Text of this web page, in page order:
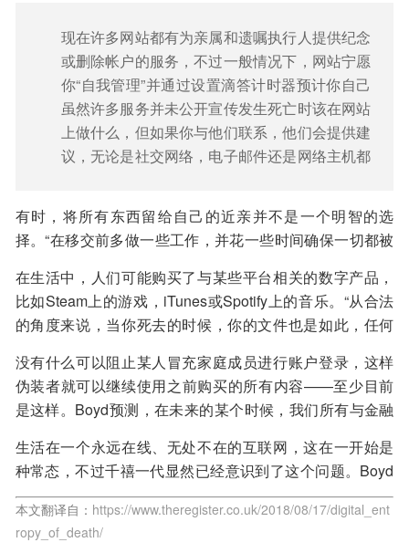
现在许多网站都有为亲属和遗嘱执行人提供纪念
或删除帐户的服务，不过一般情况下，网站宁愿
你“自我管理”并通过设置滴答计时器预计你自己
的死亡时间。如果帐户在指定的时间内处于非活
跃状态，则会进入大数字以太网。
虽然许多服务并未公开宣传发生死亡时该在网站
上做什么，但如果你与他们联系，他们会提供建
议，无论是社交网络，电子邮件还是网络主机都
划”。
有时，将所有东西留给自己的近亲并不是一个明智的选
择。“在移交前多做一些工作，并花一些时间确保一切都被
道，请提前告诉他们。”
在生活中，人们可能购买了与某些平台相关的数字产品，
比如Steam上的游戏，iTunes或Spotify上的音乐。“从合法
的角度来说，当你死去的时候，你的文件也是如此，任何
道，“那是因为你购买的是使用物品的许可证，而不是购买
物品本身。”
没有什么可以阻止某人冒充家庭成员进行账户登录，这样
伪装者就可以继续使用之前购买的所有内容——至少目前
是这样。Boyd预测，在未来的某个时候，我们所有与金融
生活在一个永远在线、无处不在的互联网，这在一开始是
种常态，不过千禧一代显然已经意识到了这个问题。Boyd
总结道：“年轻一代绝对会要求改革我们对数字内容、所有
权和继承的看法。”
本文翻译自： https://www.theregister.co.uk/2018/08/17/digital_ent
ropy_of_death/